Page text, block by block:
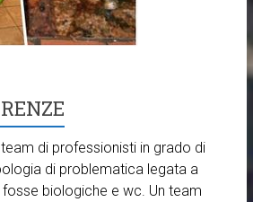
di professionisti in grado di
di problematica legata a
biologiche e wc. Un team